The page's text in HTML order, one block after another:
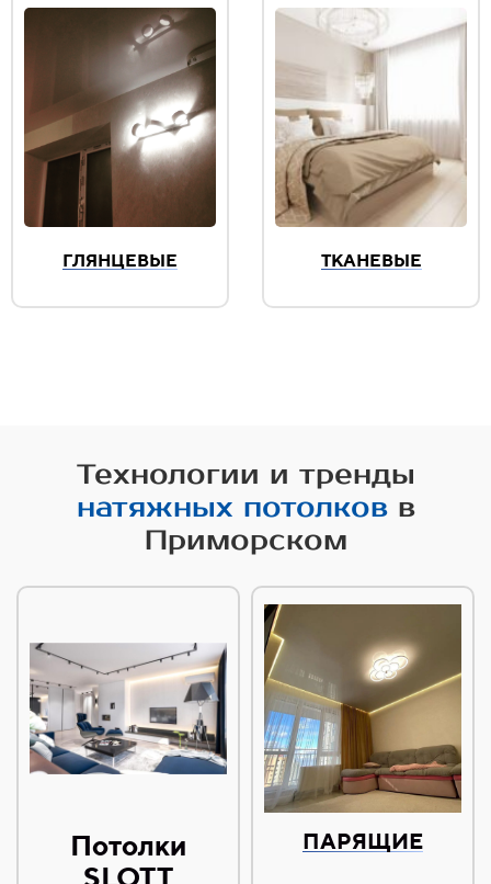
ГЛЯНЦЕВЫЕ ТКАНЕВЫЕ
Технологии и тренды
натяжных потолковв
Приморском
Потолки
ПАРЯЩИЕ